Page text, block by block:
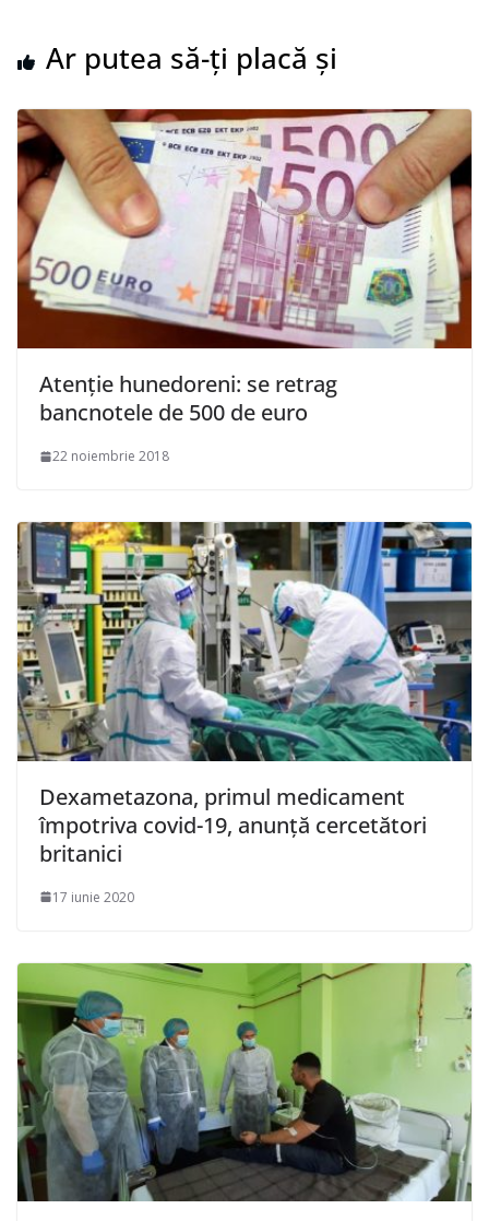
Ar putea să-ți placă și
Atenție hunedoreni: se retrag
bancnotele de 500 de euro
22 noiembrie 2018
Dexametazona, primul medicament
împotriva covid-19, anunţă cercetători
britanici
17 iunie 2020